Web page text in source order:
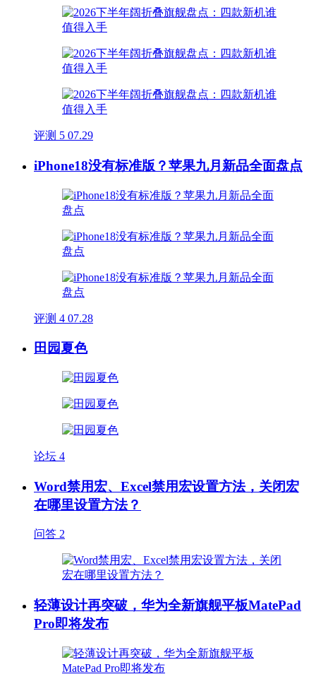
评测 5 07.29
iPhone18没有标准版？苹果九月新品全面盘点
评测 4 07.28
田园夏色
论坛 4
Word禁用宏、Excel禁用宏设置方法，关闭宏
在哪里设置方法？
问答 2
轻薄设计再突破，华为全新旗舰平板MatePad
Pro即将发布